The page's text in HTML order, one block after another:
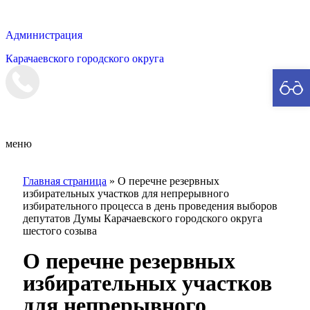
Администрация
Карачаевского городского округа
меню
Главная страница » О перечне резервных
избирательных участков для непрерывного
избирательного процесса в день проведения выборов
депутатов Думы Карачаевского городского округа
шестого созыва
О перечне резервных
избирательных участков